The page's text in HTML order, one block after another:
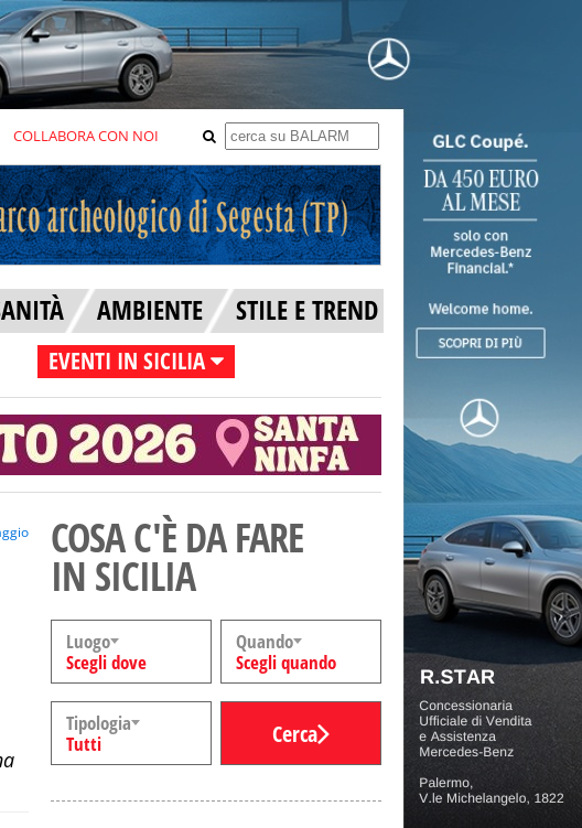
COLLABORA CON NOI
AMBIENTE STILE E TREND
EVENTI IN SICILIA
COSA C'È DA FARE
IN SICILIA
Luogo
Scegli dove
Quando
Scegli quando
Tipologia
Tutti
Cerca